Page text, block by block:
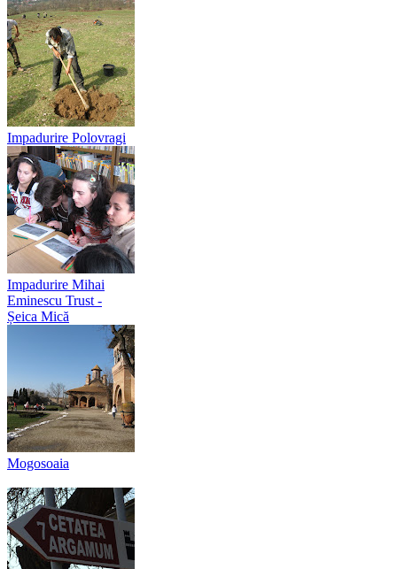
Impadurire Polovragi
Impadurire Mihai
Eminescu Trust -
Șeica Mică
Mogosoaia